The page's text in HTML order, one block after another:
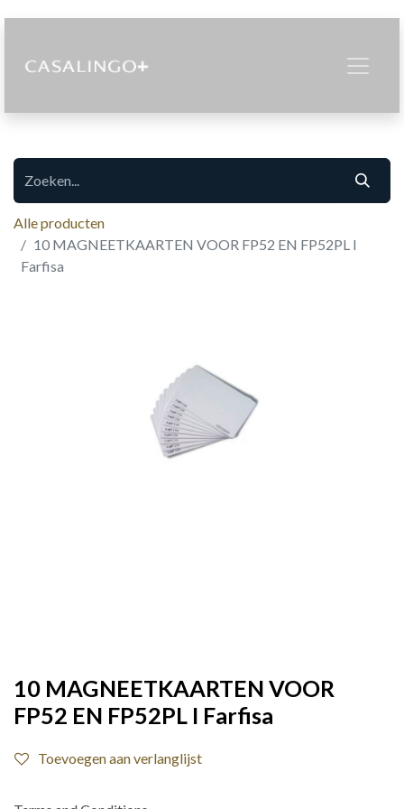
Alle producten
10 MAGNEETKAARTEN VOOR FP52 EN FP52PL I
Farfisa
10 MAGNEETKAARTEN VOOR
FP52 EN FP52PL I Farfisa
Toevoegen aan verlanglijst